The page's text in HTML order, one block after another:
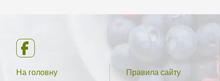
На головну
Правила сайту